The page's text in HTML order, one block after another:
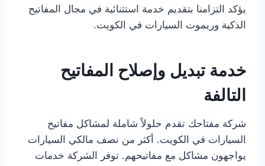
يؤكد التزامنا بتقديم خدمة استثنائية في مجال المفاتيح
الذكية وريموت السيارات في الكويت.
خدمة تبديل وإصلاح المفاتيح
التالفة
شركة مفتاحك تقدم حلولاً شاملة لمشاكل مفاتيح
السيارات في الكويت. أكثر من نصف مالكي السيارات
يواجهون مشاكل مع مفاتيحهم. توفر الشركة خدمات